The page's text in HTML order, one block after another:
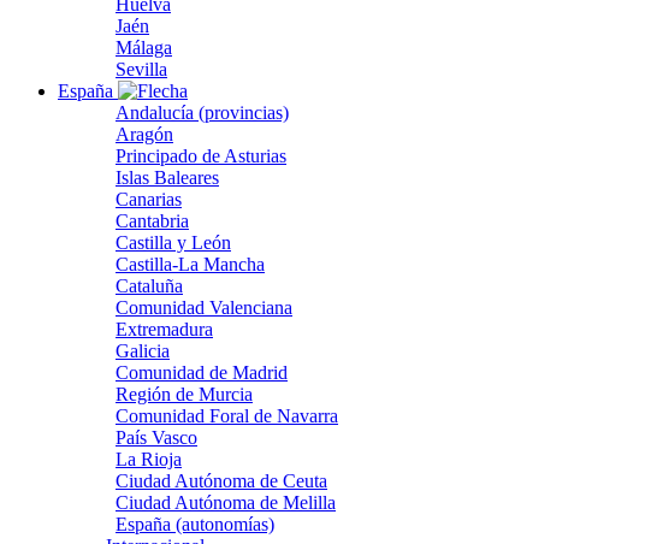
Huelva
Jaén
Málaga
Sevilla
España
Andalucía (provincias)
Aragón
Principado de Asturias
Islas Baleares
Canarias
Cantabria
Castilla y León
Castilla-La Mancha
Cataluña
Comunidad Valenciana
Extremadura
Galicia
Comunidad de Madrid
Región de Murcia
Comunidad Foral de Navarra
País Vasco
La Rioja
Ciudad Autónoma de Ceuta
Ciudad Autónoma de Melilla
España (autonomías)